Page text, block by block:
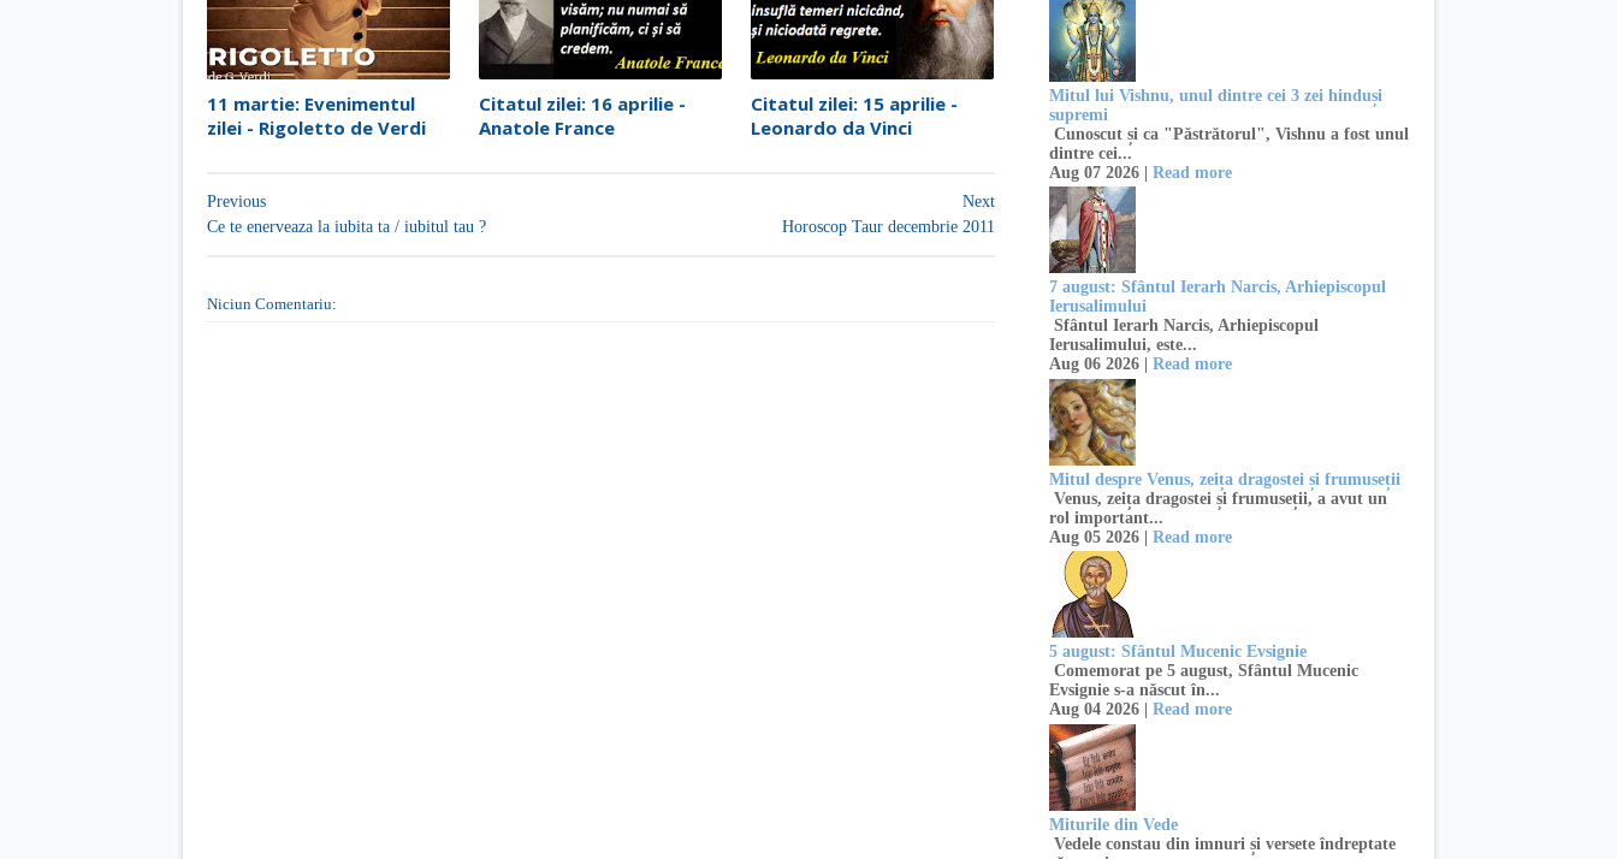
11 martie: Evenimentul
zilei - Rigoletto de Verdi
Citatul zilei: 16 aprilie -
Anatole France
Citatul zilei: 15 aprilie -
Leonardo da Vinci
Next
Horoscop Taur decembrie 2011
Previous
Ce te enerveaza la iubita ta / iubitul tau ?
Niciun Comentariu:
Mitul lui Vishnu, unul dintre cei 3 zei hinduși
supremi
Cunoscut și ca "Păstrătorul", Vishnu a fost unul
dintre cei...
Aug 07 2026 | Read more
7 august: Sfântul Ierarh Narcis, Arhiepiscopul
Ierusalimului
Sfântul Ierarh Narcis, Arhiepiscopul
Ierusalimului, este...
Aug 06 2026 | Read more
Mitul despre Venus, zeița dragostei și frumuseții
Venus, zeița dragostei și frumuseții, a avut un
rol important...
Aug 05 2026 | Read more
5 august: Sfântul Mucenic Evsignie
Comemorat pe 5 august, Sfântul Mucenic
Evsignie s-a născut în...
Aug 04 2026 | Read more
Miturile din Vede
Vedele constau din imnuri și versete îndreptate